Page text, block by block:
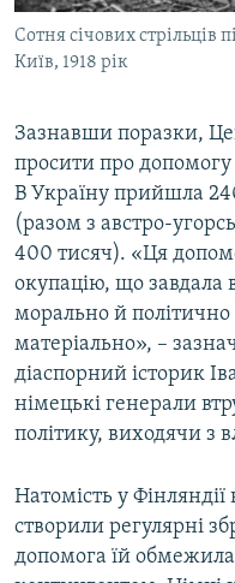
Сотня січових стрільців
Київ, 1918 рік
Зазнавши поразки,
просити про допомогу
В Україну прийшла
(разом з австро-
400 тисяч). «Ця
окупацію, що завдала
морально й політично
матеріально», –
діаспорний історик
німецькі генерали
політику, виходячи з
Натомість у Фінляндії
створили регулярні
допомога їй